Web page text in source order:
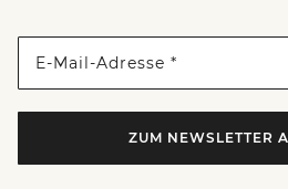
E-Mail-Adresse *
ZUM NEWSLETTER